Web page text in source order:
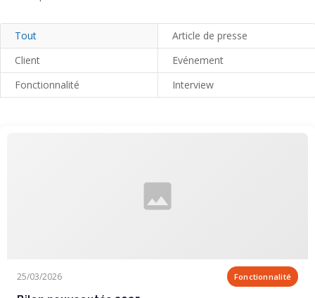
Tout
Article de presse
Client
Evénement
Fonctionnalité
Interview
25/03/2026 Fonctionnalité